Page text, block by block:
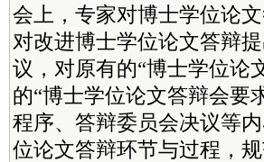
会上，专家对博士学位论
对改进博士学位论文答辩
议，对原有的“博士学位论
的“博士学位论文答辩会要
程序、答辩委员会决议等
位论文答辩环节与过程，